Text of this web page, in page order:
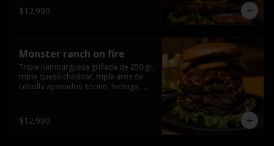
$12.990
Monster ranch on fire
Triple hamburguesa grillada de 250 gr,
triple queso cheddar, triple aros de
cebolla apanados, tocino, lechuga,
jalapeños de texas.
$12.990